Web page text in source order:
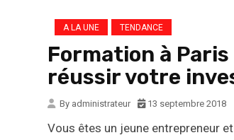
A LA UNE TENDANCE
Formation à
réussir votre
By administrateur 13 septembre 2018
Vous êtes un jeune entrepreneur